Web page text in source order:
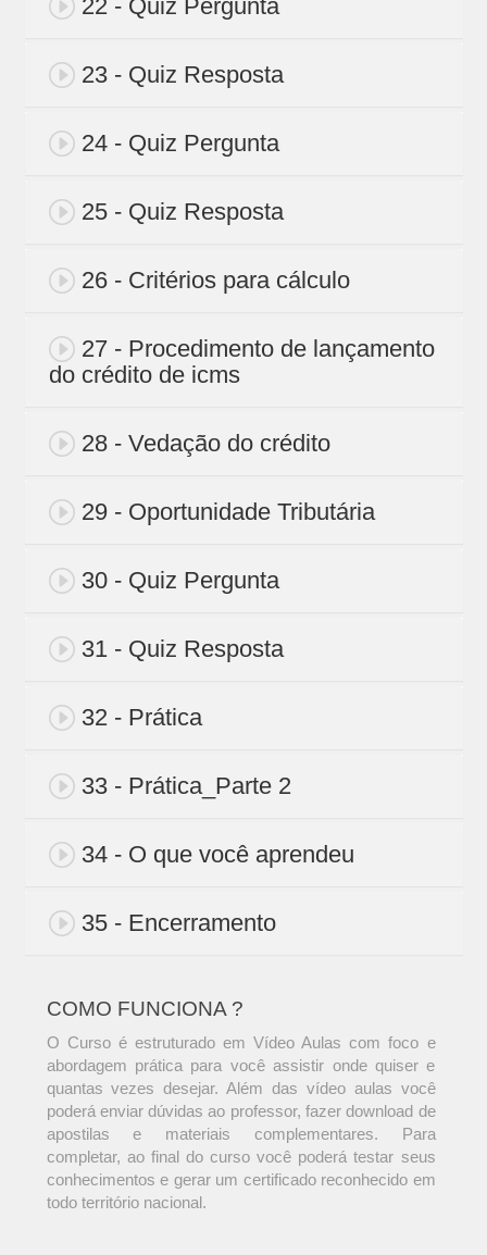
22 - Quiz Pergunta
23 - Quiz Resposta
24 - Quiz Pergunta
25 - Quiz Resposta
26 - Critérios para cálculo
27 - Procedimento de lançamento
do crédito de icms
28 - Vedação do crédito
29 - Oportunidade Tributária
30 - Quiz Pergunta
31 - Quiz Resposta
32 - Prática
33 - Prática_Parte 2
34 - O que você aprendeu
35 - Encerramento
COMO FUNCIONA ?
O Curso é estruturado em Vídeo Aulas com foco e
abordagem prática para você assistir onde quiser e
quantas vezes desejar. Além das vídeo aulas você
poderá enviar dúvidas ao professor, fazer download de
apostilas e materiais complementares. Para
completar, ao final do curso você poderá testar seus
conhecimentos e gerar um certificado reconhecido em
todo território nacional.